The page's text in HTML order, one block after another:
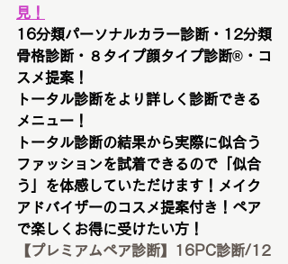
見！
16分類パーソナルカラー診断・12分類
骨格診断・８タイプ顔タイプ診断®︎・コ
スメ提案！
トータル診断をより詳しく診断できる
メニュー！
トータル診断の結果から実際に似合う
ファッションを試着できるので「似合
う」を体感していただけます！メイク
アドバイザーのコスメ提案付き！ペア
で楽しくお得に受けたい方！
【プレミアムペア診断】16PC診断/12